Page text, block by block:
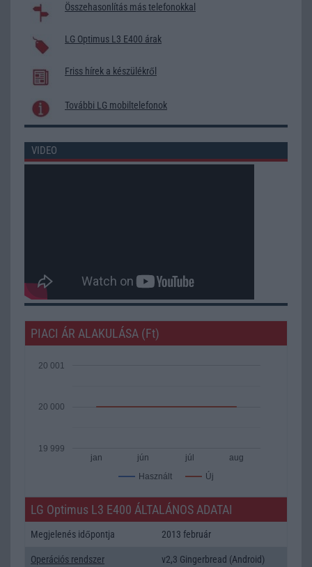
Összehasonlítás más telefonokkal
LG Optimus L3 E400 árak
Friss hírek a készülékről
További LG mobiltelefonok
VIDEO
PIACI ÁR ALAKULÁSA (Ft)
Használt Új
jan jún júl aug
19 999
20 000
20 001
LG Optimus L3 E400 ÁLTALÁNOS ADATAI
Megjelenés időpontja 2013 február
Operációs rendszer v2,3 Gingerbread (Android)